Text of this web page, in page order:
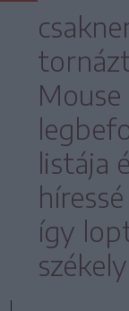
listája
így